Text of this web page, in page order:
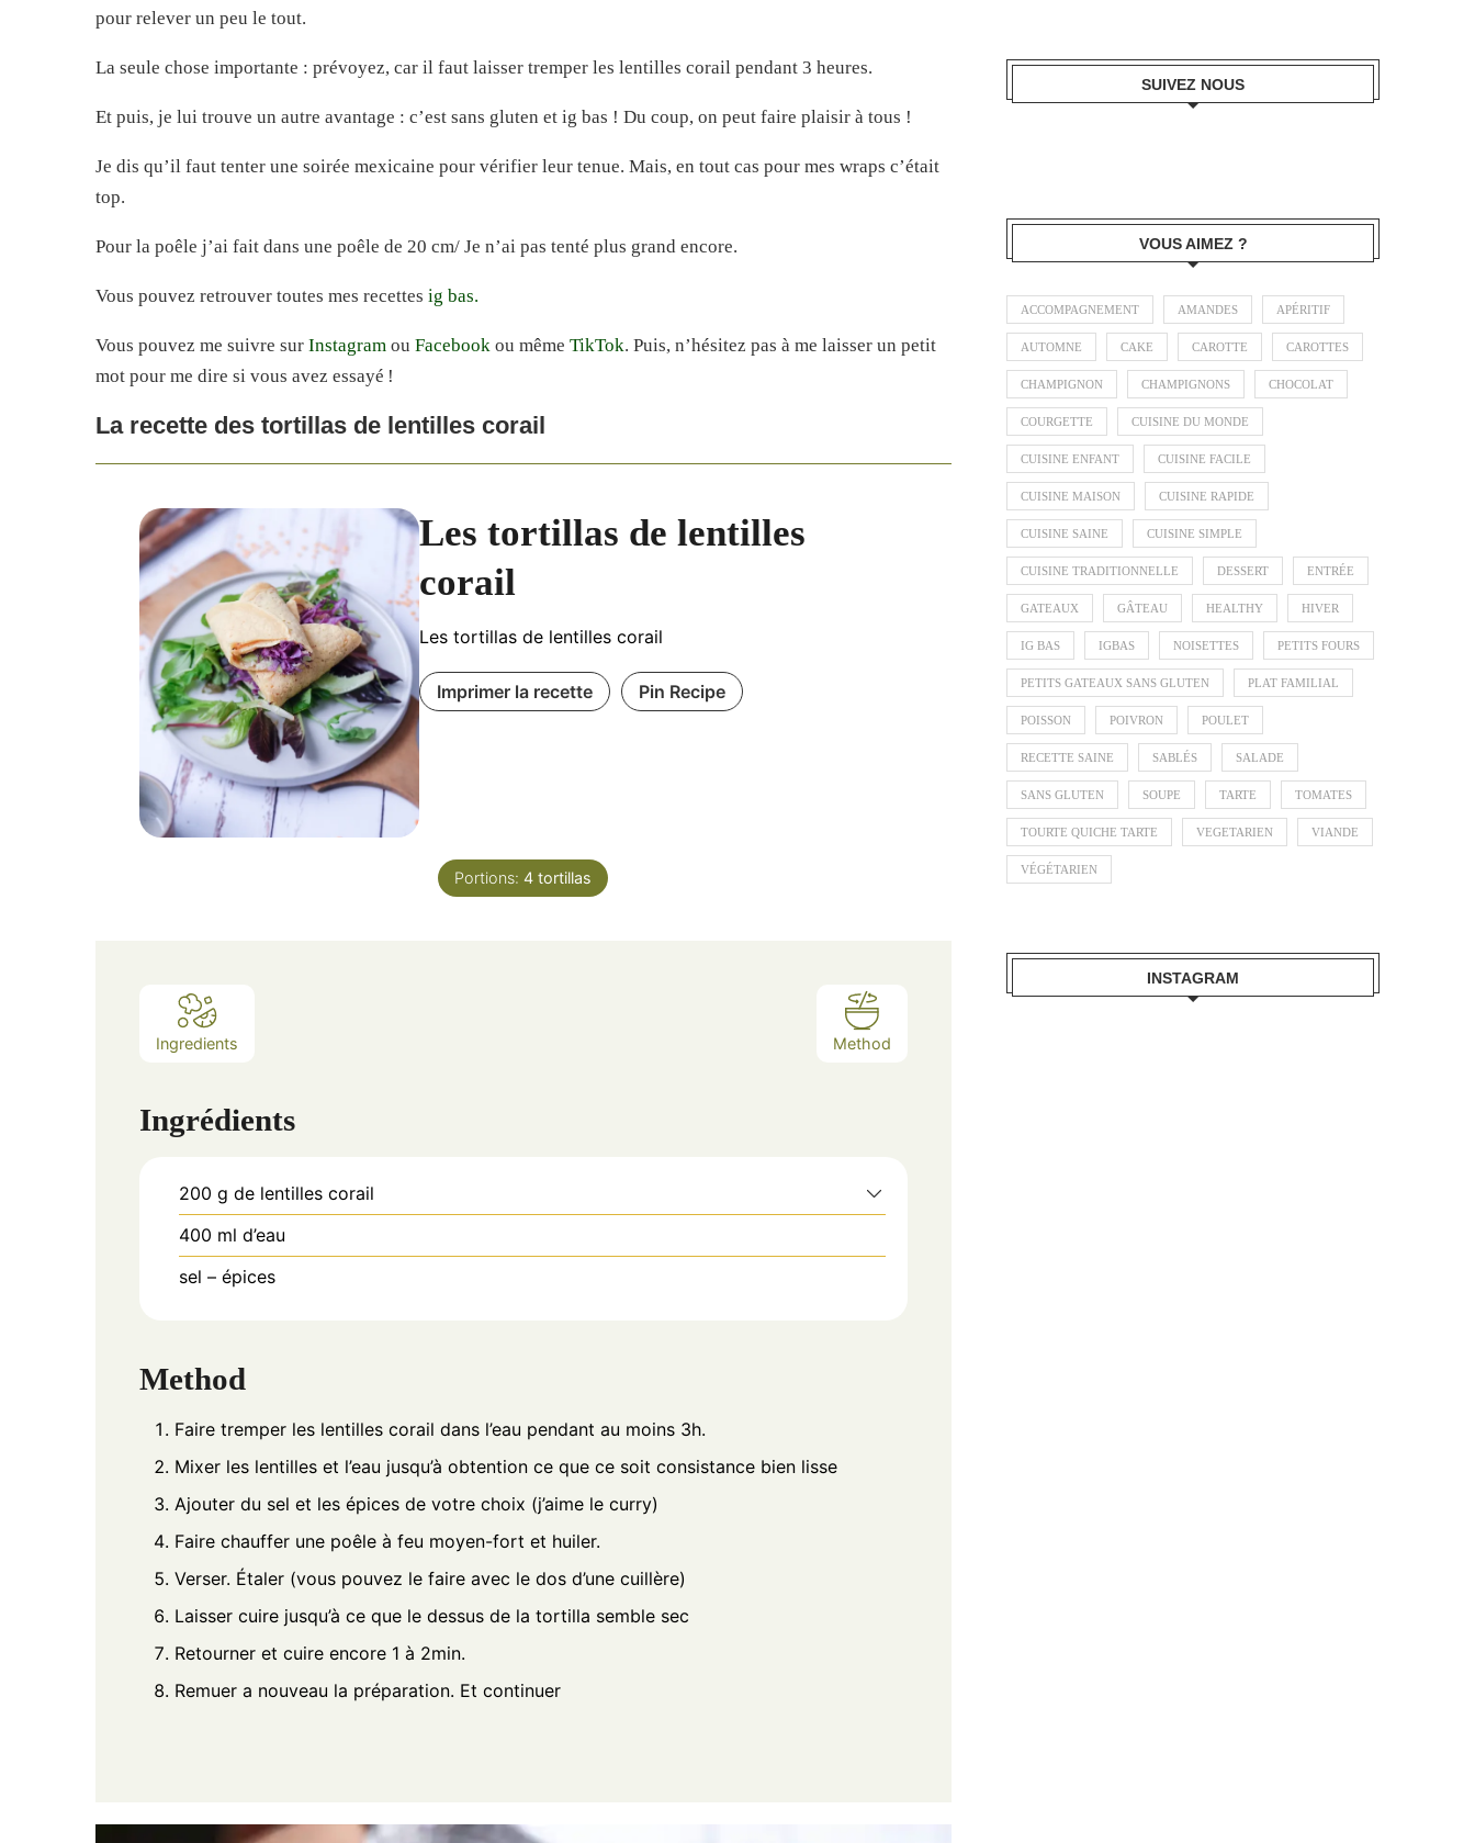
pour relever un peu le tout.
La seule chose importante : prévoyez, car il faut laisser tremper les lentilles corail pendant 3 heures.
Et puis, je lui trouve un autre avantage : c’est sans gluten et ig bas ! Du coup, on peut faire plaisir à tous !
Je dis qu’il faut tenter une soirée mexicaine pour vérifier leur tenue. Mais, en tout cas pour mes wraps c’était
top.
Pour la poêle j’ai fait dans une poêle de 20 cm/ Je n’ai pas tenté plus grand encore.
Vous pouvez retrouver toutes mes recettes ig bas.
Vous pouvez me suivre sur Instagram ou Facebook ou même TikTok. Puis, n’hésitez pas à me laisser un petit
mot pour me dire si vous avez essayé !
La recette des tortillas de lentilles corail
Les tortillas de lentilles
corail
Les tortillas de lentilles corail
Imprimer la recette Pin Recipe
Portions:4 tortillas
Ingredients Method
Ingrédients
200 g de lentilles corail
400 ml d’eau
sel – épices
Method
Faire tremper les lentilles corail dans l’eau pendant au moins 3h.
Mixer les lentilles et l’eau jusqu’à obtention ce que ce soit consistance bien lisse
Ajouter du sel et les épices de votre choix (j’aime le curry)
Faire chauffer une poêle à feu moyen-fort et huiler.
Verser. Étaler (vous pouvez le faire avec le dos d’une cuillère)
Laisser cuire jusqu’à ce que le dessus de la tortilla semble sec
Retourner et cuire encore 1 à 2min.
Remuer a nouveau la préparation. Et continuer
SUIVEZ NOUS
VOUS AIMEZ ?
ACCOMPAGNEMENT AMANDES APÉRITIF
AUTOMNE CAKE CAROTTE CAROTTES
CHAMPIGNON CHAMPIGNONS CHOCOLAT
COURGETTE CUISINE DU MONDE
CUISINE ENFANT CUISINE FACILE
CUISINE MAISON CUISINE RAPIDE
CUISINE SAINE CUISINE SIMPLE
CUISINE TRADITIONNELLE DESSERT ENTRÉE
GATEAUX GÂTEAU HEALTHY HIVER
IG BAS IGBAS NOISETTES PETITS FOURS
PETITS GATEAUX SANS GLUTEN PLAT FAMILIAL
POISSON POIVRON POULET
RECETTE SAINE SABLÉS SALADE
SANS GLUTEN SOUPE TARTE TOMATES
TOURTE QUICHE TARTE VEGETARIEN VIANDE
VÉGÉTARIEN
INSTAGRAM